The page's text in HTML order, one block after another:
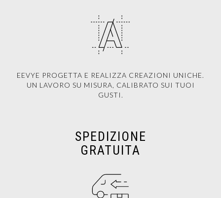
EEVYE PROGETTA E REALIZZA CREAZIONI UNICHE.
UN LAVORO SU MISURA, CALIBRATO SUI TUOI
GUSTI.
SPEDIZIONE
GRATUITA